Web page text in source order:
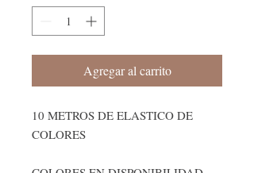
Agregar al carrito
10 METROS DE ELASTICO DE
COLORES